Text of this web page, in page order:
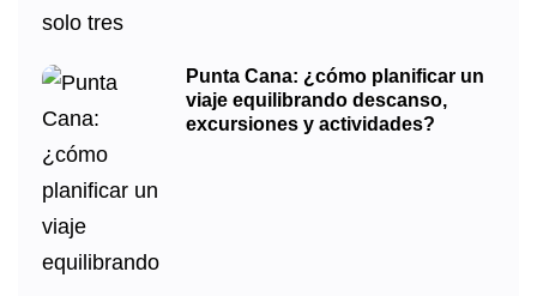
Punta Cana: ¿cómo planificar un
viaje equilibrando descanso,
excursiones y actividades?